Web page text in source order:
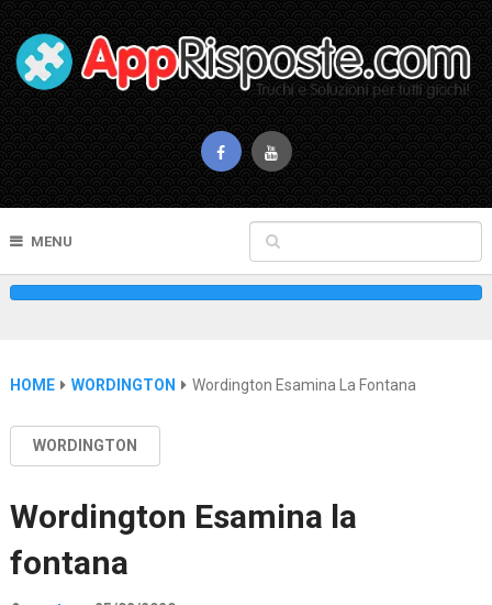
MENU
HOME WORDINGTON Wordington Esamina La Fontana
WORDINGTON
Wordington Esamina la
fontana